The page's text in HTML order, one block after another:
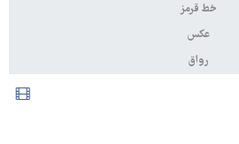
خط قرمز
عکس
رواق